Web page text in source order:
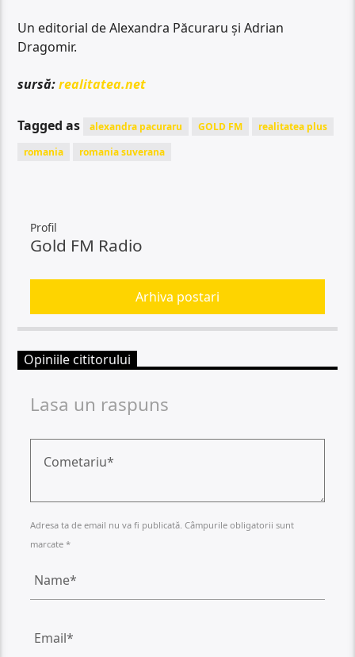
Un editorial de Alexandra Păcuraru și Adrian
Dragomir.
sursă:realitatea.net
Tagged as alexandra pacuraru GOLD FM
realitatea plus
romania
romania suverana
Profil
Gold FM Radio
Arhiva postari
Opiniile cititorului
Lasa un raspuns
Adresa ta de email nu va fi publicată. Câmpurile obligatorii sunt
marcate *